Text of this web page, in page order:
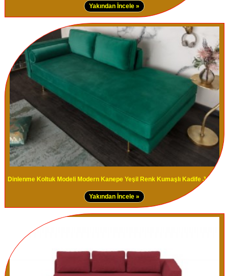
Yakından İncele »
Dinlenme Koltuk Modeli Modern Kanepe Yeşil Renk Kumaşlı Kadife Josefin
Yakından İncele »